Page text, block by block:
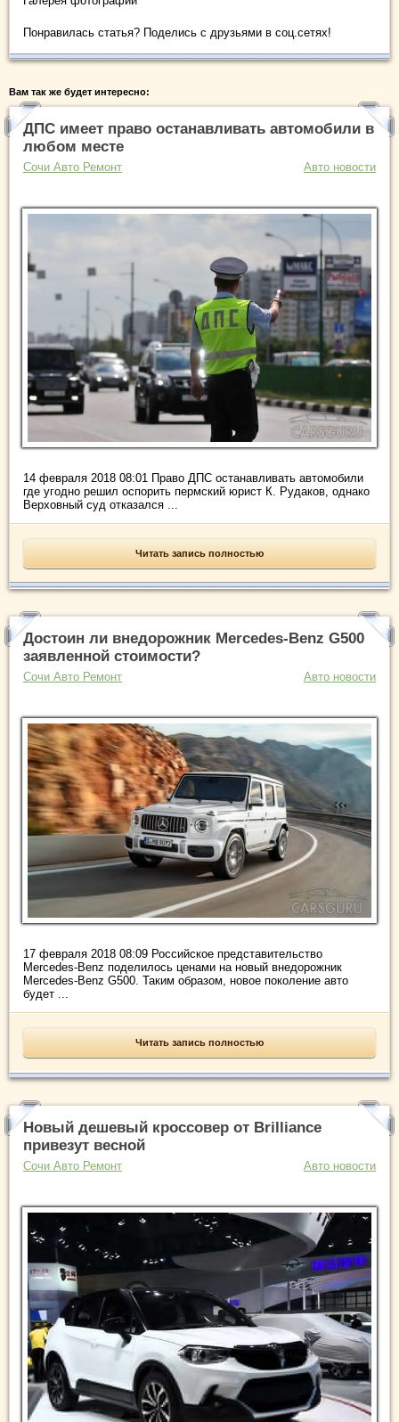
Понравилась статья? Поделись с друзьями в соц.сетях!
Вам так же будет интересно:
ДПС имеет право останавливать автомобили в
любом месте
Сочи Авто Ремонт Авто новости
14 февраля 2018 08:01 Право ДПС останавливать автомобили
где угодно решил оспорить пермский юрист К. Рудаков, однако
Верховный суд отказался ...
Читать запись полностью
Достоин ли внедорожник Mercedes-Benz G500
заявленной стоимости?
Сочи Авто Ремонт Авто новости
17 февраля 2018 08:09 Российское представительство
Mercedes-Benz поделилось ценами на новый внедорожник
Mercedes-Benz G500. Таким образом, новое поколение авто
будет ...
Читать запись полностью
Новый дешевый кроссовер от Brilliance
привезут весной
Сочи Авто Ремонт Авто новости